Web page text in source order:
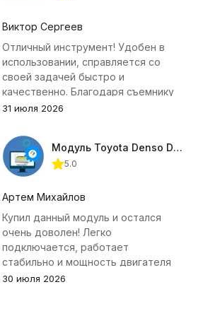
Виктор Сергеев
Отличный инструмент! Удобен в
использовании, справляется со
своей задачей быстро и
качественно. Благодаря съемнику
удалось избежать лишних хлопот с
цилиндров.
31 июля 2026
Модуль Toyota Denso Diesel 2.8D для ChipTuningPRO
5.0
Артем Михайлов
Купил данный модуль и остался
очень доволен! Легко
подключается, работает
стабильно и мощность двигателя
заметно увеличилась. Рекомендую
30 июля 2026